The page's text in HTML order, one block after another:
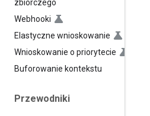
zbiorczego
Webhooki
Elastyczne wnioskowanie
Wnioskowanie o priorytecie
Buforowanie kontekstu
Przewodniki